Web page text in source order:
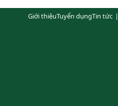
Giới thiệuTuyển dụngTin tức |